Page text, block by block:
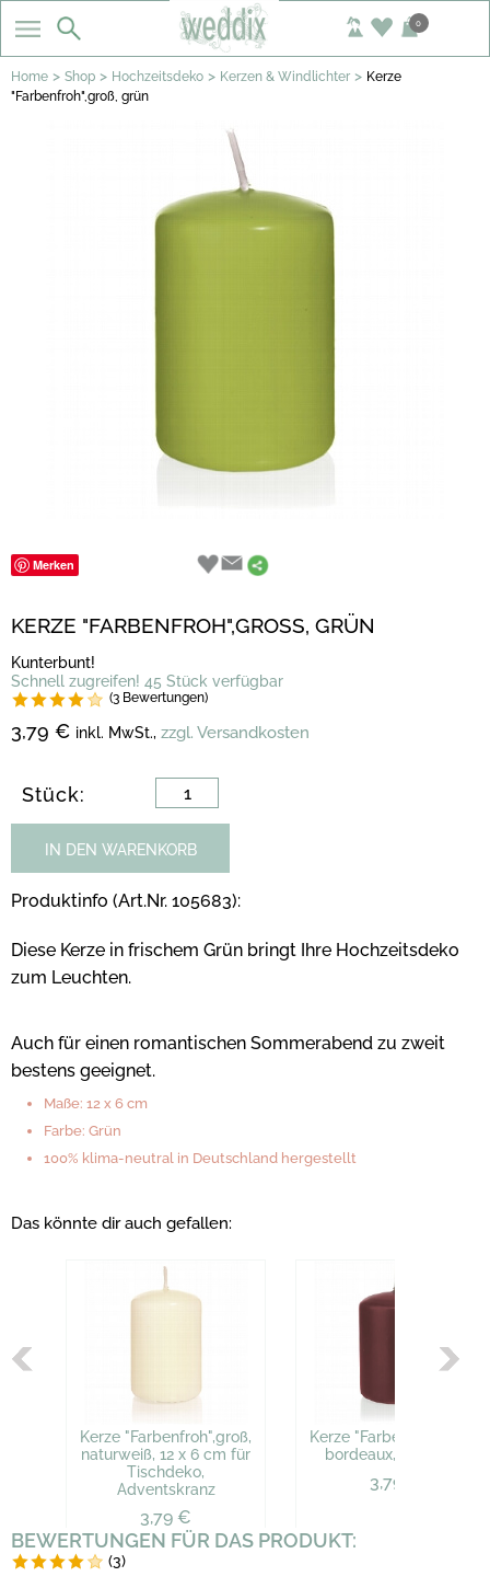
0
Home > Shop > Hochzeitsdeko > Kerzen & Windlichter > Kerze
"Farbenfroh",groß, grün
Merken
KERZE "FARBENFROH",GROSS, GRÜN
Kunterbunt!
Schnell zugreifen! 45 Stück verfügbar
(3 Bewertungen)
3,79 € inkl. MwSt., zzgl. Versandkosten
Stück:
IN DEN WARENKORB
Produktinfo (Art.Nr. 105683):
Diese Kerze in frischem Grün bringt Ihre Hochzeitsdeko
zum Leuchten.
Auch für einen romantischen Sommerabend zu zweit
bestens geeignet.
Maße: 12 x 6 cm
Farbe: Grün
100% klima-neutral in Deutschland hergestellt
Das könnte dir auch gefallen:
Kerze "Farbenfroh",groß,
naturweiß, 12 x 6 cm für
Tischdeko,
Adventskranz
3,79 €
Kerze "Farbenfroh",groß,
bordeaux, 12 x 6 cm
3,79 €
BEWERTUNGEN FÜR DAS PRODUKT:
(3)